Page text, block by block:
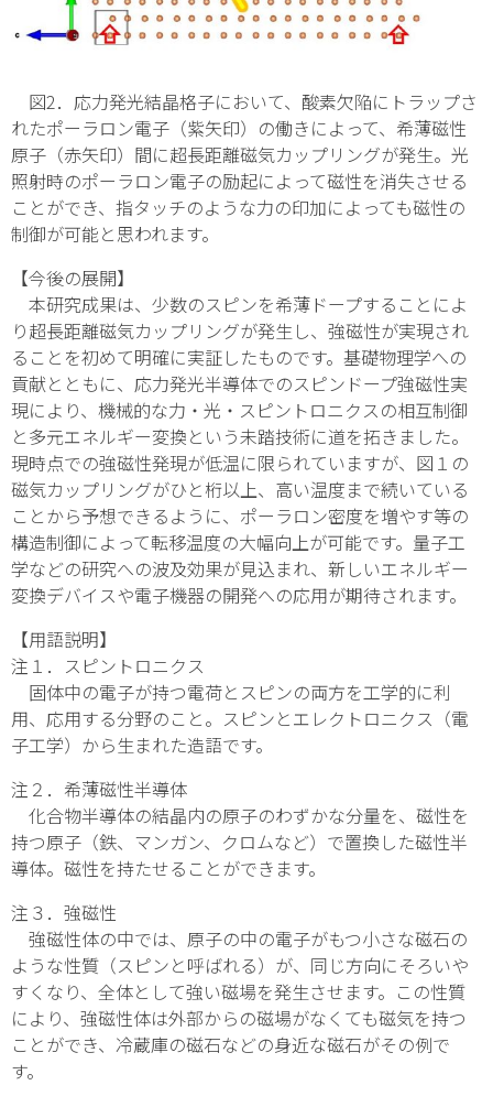
図2．応力発光結晶格子において、酸素欠陥にトラップさ
れたポーラロン電子（紫矢印）の働きによって、希薄磁性
原子（赤矢印）間に超長距離磁気カップリングが発生。光
照射時のポーラロン電子の励起によって磁性を消失させる
ことができ、指タッチのような力の印加によっても磁性の
制御が可能と思われます。
【今後の展開】
本研究成果は、少数のスピンを希薄ドープすることによ
り超長距離磁気カップリングが発生し、強磁性が実現され
ることを初めて明確に実証したものです。基礎物理学への
貢献とともに、応力発光半導体でのスピンドープ強磁性実
現により、機械的な力・光・スピントロニクスの相互制御
と多元エネルギー変換という未踏技術に道を拓きました。
現時点での強磁性発現が低温に限られていますが、図１の
磁気カップリングがひと桁以上、高い温度まで続いている
ことから予想できるように、ポーラロン密度を増やす等の
構造制御によって転移温度の大幅向上が可能です。量子工
学などの研究への波及効果が見込まれ、新しいエネルギー
変換デバイスや電子機器の開発への応用が期待されます。
【用語説明】
注１．スピントロニクス
固体中の電子が持つ電荷とスピンの両方を工学的に利
用、応用する分野のこと。スピンとエレクトロニクス（電
子工学）から生まれた造語です。
注２．希薄磁性半導体
化合物半導体の結晶内の原子のわずかな分量を、磁性を
持つ原子（鉄、マンガン、クロムなど）で置換した磁性半
導体。磁性を持たせることができます。
注３．強磁性
強磁性体の中では、原子の中の電子がもつ小さな磁石の
ような性質（スピンと呼ばれる）が、同じ方向にそろいや
すくなり、全体として強い磁場を発生させます。この性質
により、強磁性体は外部からの磁場がなくても磁気を持つ
ことができ、冷蔵庫の磁石などの身近な磁石がその例で
す。